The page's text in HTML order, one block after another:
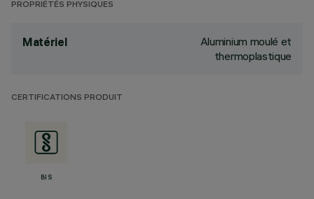
PROPRIÉTÉS PHYSIQUES
Matériel
Aluminium moulé et
thermoplastique
CERTIFICATIONS PRODUIT
BIS